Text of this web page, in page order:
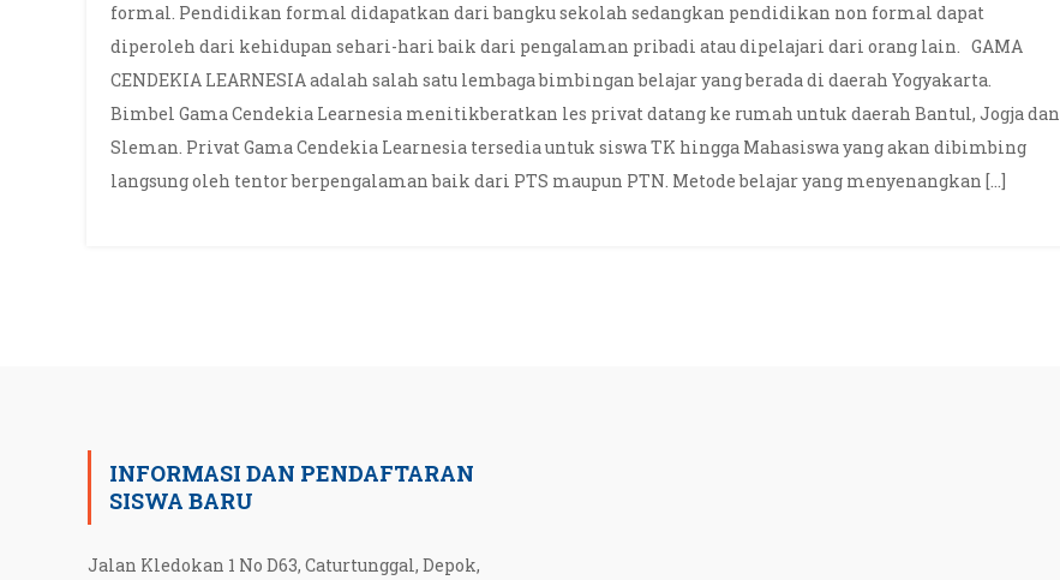
formal. Pendidikan formal didapatkan dari bangku sekolah sedangkan pendidikan non formal dapat
diperoleh dari kehidupan sehari-hari baik dari pengalaman pribadi atau dipelajari dari orang lain. GAMA
CENDEKIA LEARNESIA adalah salah satu lembaga bimbingan belajar yang berada di daerah Yogyakarta.
Bimbel Gama Cendekia Learnesia menitikberatkan les privat datang ke rumah untuk daerah Bantul, Jogja dan
Sleman. Privat Gama Cendekia Learnesia tersedia untuk siswa TK hingga Mahasiswa yang akan dibimbing
langsung oleh tentor berpengalaman baik dari PTS maupun PTN. Metode belajar yang menyenangkan […]
INFORMASI DAN PENDAFTARAN
SISWA BARU
Jalan Kledokan 1 No D63, Caturtunggal, Depok,